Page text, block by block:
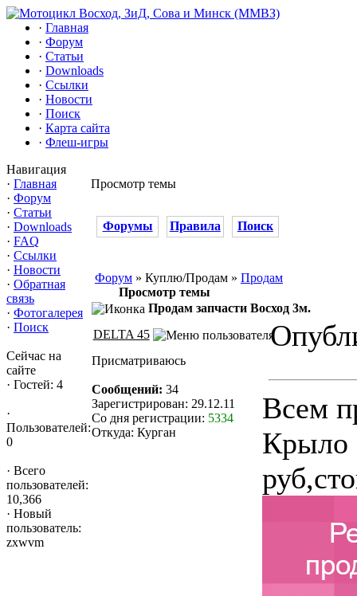
· Главная
· Форум
· Статьи
· Downloads
· Ссылки
· Новости
· Поиск
· Карта сайта
· Флеш-игры
Навигация
· Главная
· Форум
· Статьи
· Downloads
· FAQ
· Ссылки
· Новости
· Обратная
связь
· Фотогалерея
· Поиск
Сейчас на
сайте
· Гостей: 4
·
Пользователей:
0
· Всего
пользователей:
10,366
· Новый
пользователь:
zxwvm
Просмотр темы
Форумы Правила Поиск
Форум » Куплю/Продам » Продам
Просмотр темы
Продам запчасти Восход 3м.
DELTA 45
Присматриваюсь
Сообщений: 34
Зарегистрирован: 29.12.11
Со дня регистрации: 5334
Откуда: Курган
Всем
Крыло